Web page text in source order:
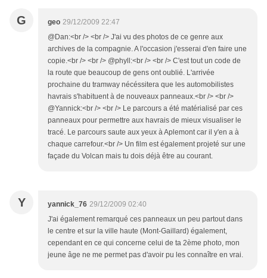
G geo 29/12/2009 22:47
@Dan:<br /> <br /> J'ai vu des photos de ce genre aux
archives de la compagnie. A l'occasion j'esserai d'en faire une
copie.<br /> <br /> @phyll:<br /> <br /> C'est tout un code de
la route que beaucoup de gens ont oublié. L'arrivée
prochaine du tramway nécéssitera que les automobilistes
havrais s'habituent à de nouveaux panneaux.<br /> <br />
@Yannick:<br /> <br /> Le parcours a été matérialisé par ces
panneaux pour permettre aux havrais de mieux visualiser le
tracé. Le parcours saute aux yeux à Aplemont car il y'en a à
chaque carrefour.<br /> Un film est également projeté sur une
façade du Volcan mais tu dois déjà être au courant.
Y yannick_76 29/12/2009 02:40
J'ai également remarqué ces panneaux un peu partout dans
le centre et sur la ville haute (Mont-Gaillard) également,
cependant en ce qui concerne celui de ta 2ème photo, mon
jeune âge ne me permet pas d'avoir pu les connaître en vrai.